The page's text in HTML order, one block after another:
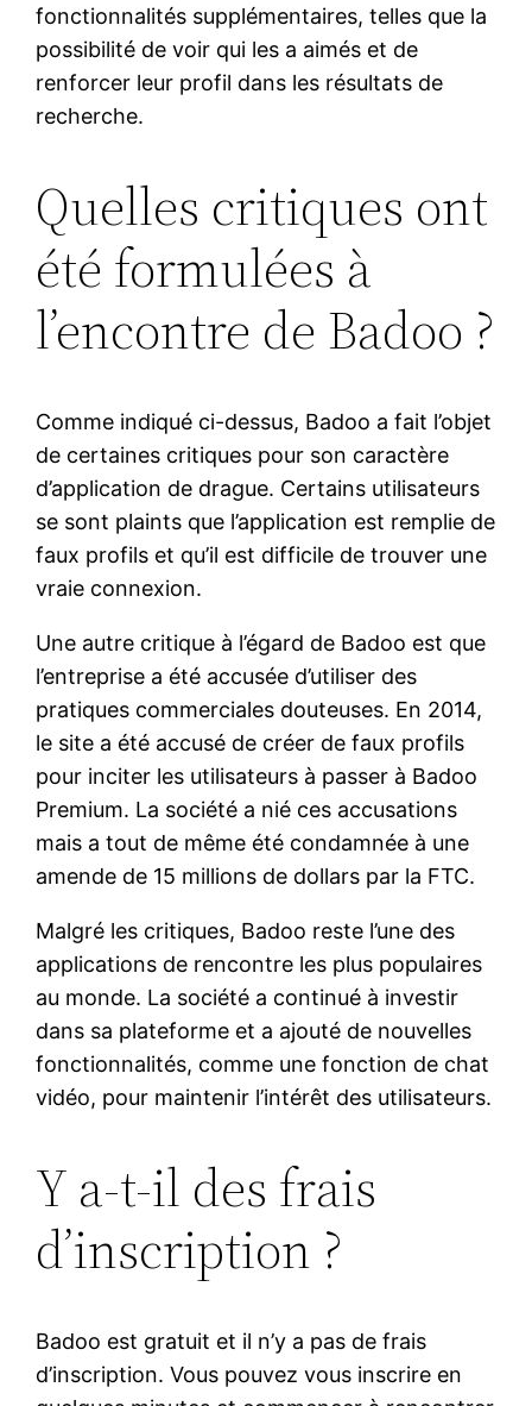
fonctionnalités supplémentaires, telles que la
possibilité de voir qui les a aimés et de
renforcer leur profil dans les résultats de
recherche.
Quelles critiques ont
été formulées à
l’encontre de Badoo ?
Comme indiqué ci-dessus, Badoo a fait l’objet
de certaines critiques pour son caractère
d’application de drague. Certains utilisateurs
se sont plaints que l’application est remplie de
faux profils et qu’il est difficile de trouver une
vraie connexion.
Une autre critique à l’égard de Badoo est que
l’entreprise a été accusée d’utiliser des
pratiques commerciales douteuses. En 2014,
le site a été accusé de créer de faux profils
pour inciter les utilisateurs à passer à Badoo
Premium. La société a nié ces accusations
mais a tout de même été condamnée à une
amende de 15 millions de dollars par la FTC.
Malgré les critiques, Badoo reste l’une des
applications de rencontre les plus populaires
au monde. La société a continué à investir
dans sa plateforme et a ajouté de nouvelles
fonctionnalités, comme une fonction de chat
vidéo, pour maintenir l’intérêt des utilisateurs.
Y a-t-il des frais
d’inscription ?
Badoo est gratuit et il n’y a pas de frais
d’inscription. Vous pouvez vous inscrire en